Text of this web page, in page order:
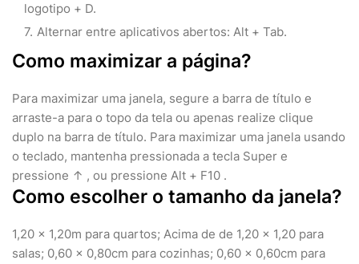
logotipo + D.
Alternar entre aplicativos abertos: Alt + Tab.
Como maximizar a página?
Para maximizar uma janela, segure a barra de título e
arraste-a para o topo da tela ou apenas realize clique
duplo na barra de título. Para maximizar uma janela usando
o teclado, mantenha pressionada a tecla Super e
pressione ↑ , ou pressione Alt + F10 .
Como escolher o tamanho da janela?
1,20 x 1,20m para quartos; Acima de de 1,20 x 1,20 para
salas; 0,60 x 0,80cm para cozinhas; 0,60 x 0,60cm para